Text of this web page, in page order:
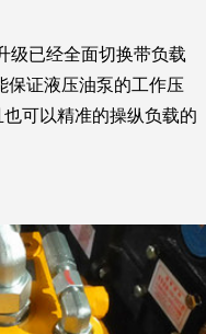
级已经全面切换带负载
保证液压油泵的工作压
可以精准的操纵负载的